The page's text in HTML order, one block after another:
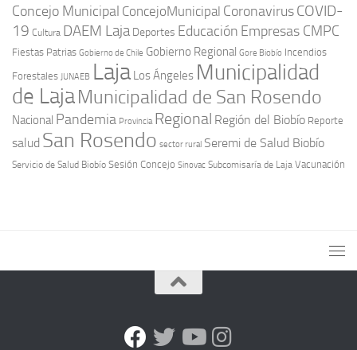
Concejo Municipal ConcejoMunicipal CoronavirusCOVID-
19 Cultura DAEM Laja Deportes Educación Empresas CMPC
Fiestas Patrias Gobierno de Chile Gobierno Regional Gore Biobío Incendios
Forestales JUNAEB Laja Los Ángeles Municipalidad
de LajaMunicipalidad de San Rosendo
Nacional Pandemia Provincia Regional Región del Biobío Reporte
salud San Rosendo sector rural Seremi de Salud Biobío
Servicio de Salud Biobío Sesión Concejo Sinovac Subcomisaría de Laja Vacunación